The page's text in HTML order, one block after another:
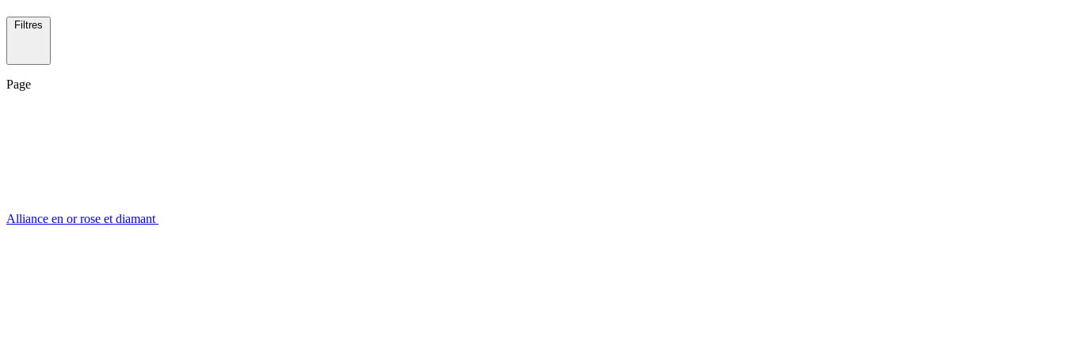
Filtres
Page
Alliance en or rose et diamant